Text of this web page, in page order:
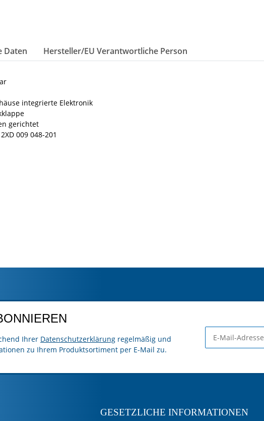
Daten Hersteller/EU Verantwortliche Person
integrierte Elektronik
gerichtet
009 048-201
Ihrer Datenschutzerklärung regelmäßig und
zu Ihrem Produktsortiment per E-Mail zu.
GESETZLICHE INFORMATIONEN